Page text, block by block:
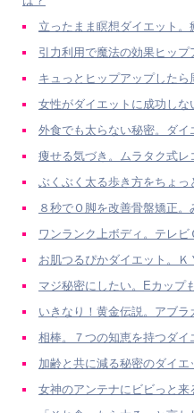
立ったまま瞑想ダイエット。
引力利用で魔法の効果ヒップ
キュっとヒップアップしたら
女性がダイエットに成功しな
外食でも太らない秘密。ダイ
痩せる気づき。ムラタク式レ
ぶくぶく太る歩き方をちょ
８秒でＯ脚を改善骨盤矯正
ワンランク上ボディ。テレ
お肌つるぴかダイエット。Ｋ
マジ秘密にしたい。Eカップ
いきなり！黄金伝説。アブラ
相棒。７つの知恵を持つダイ
加齢と共に減る秘密のダイ
女神のアンテナにビビっと